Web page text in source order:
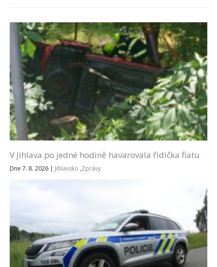
V Jihlava po jedné hodině havarovala řidička fiatu
Dne 7. 8. 2026 | Jihlavsko ,Zprávy